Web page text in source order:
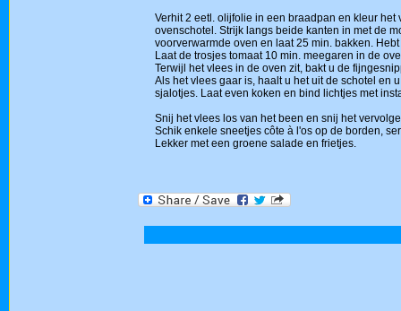
Verhit 2 eetl. olijfolie in een braadpan en kleur
ovenschotel. Strijk langs beide kanten in met de
voorverwarmde oven en laat 25 min. bakken.
Laat de trosjes tomaat 10 min. meegaren in de
Terwijl het vlees in de oven zit, bakt u de
Als het vlees gaar is, haalt u het uit de schotel en
sjalotjes. Laat even koken en bind lichtjes met
Snij het vlees los van het been en snij het
Schik enkele sneetjes côte à l'os op de borden,
Lekker met een groene salade en frietjes.